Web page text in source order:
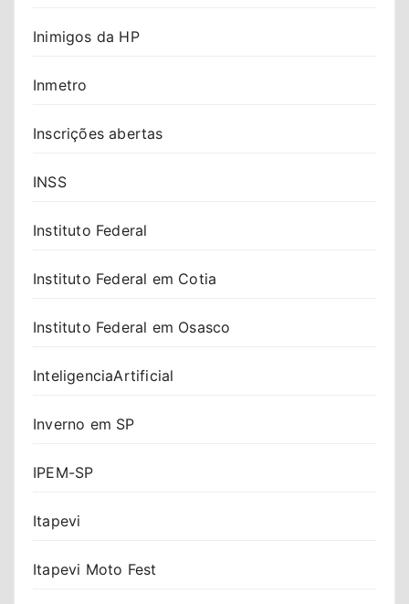
Inimigos da HP
Inmetro
Inscrições abertas
INSS
Instituto Federal
Instituto Federal em Cotia
Instituto Federal em Osasco
InteligenciaArtificial
Inverno em SP
IPEM-SP
Itapevi
Itapevi Moto Fest